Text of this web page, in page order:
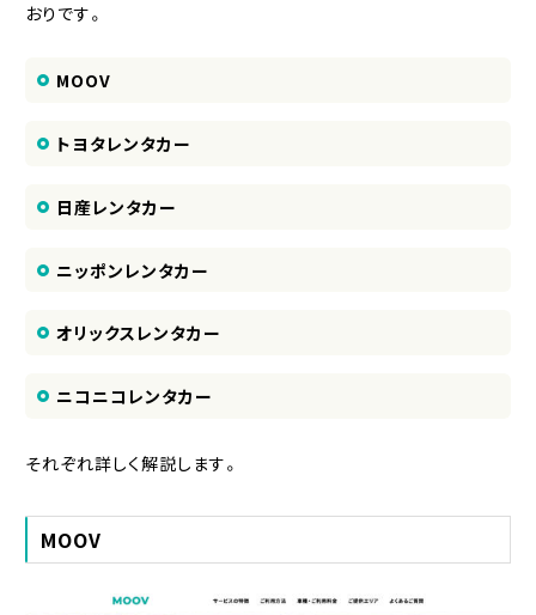
おりです。
MOOV
トヨタレンタカー
日産レンタカー
ニッポンレンタカー
オリックスレンタカー
ニコニコレンタカー
それぞれ詳しく解説します。
MOOV